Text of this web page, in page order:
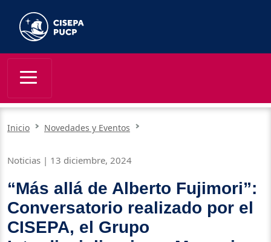
Inicio Novedades y Eventos
Noticias | 13 diciembre, 2024
“Más allá de Alberto Fujimori”:
Conversatorio realizado por el
CISEPA, el Grupo